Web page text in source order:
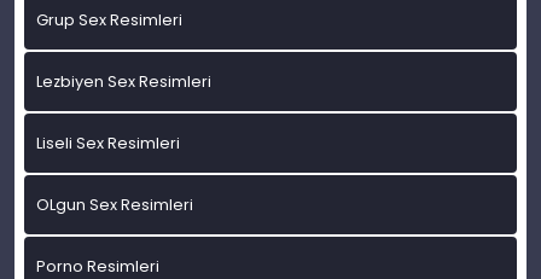
Grup Sex Resimleri
Lezbiyen Sex Resimleri
Liseli Sex Resimleri
OLgun Sex Resimleri
Porno Resimleri